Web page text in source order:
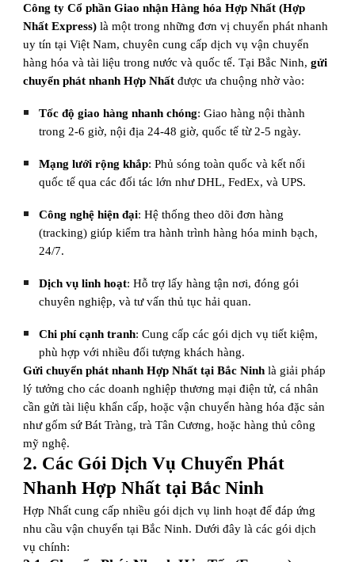
Công ty Cổ phần Giao nhận Hàng hóa Hợp Nhất (Hợp
Nhất Express) là một trong những đơn vị chuyển phát nhanh
uy tín tại Việt Nam, chuyên cung cấp dịch vụ vận chuyển
hàng hóa và tài liệu trong nước và quốc tế. Tại Bắc Ninh,gửi
chuyển phát nhanh Hợp Nhất được ưa chuộng nhờ vào:
Tốc độ giao hàng nhanh chóng: Giao hàng nội thành
trong 2-6 giờ, nội địa 24-48 giờ, quốc tế từ 2-5 ngày.
Mạng lưới rộng khắp: Phủ sóng toàn quốc và kết nối
quốc tế qua các đối tác lớn như DHL, FedEx, và UPS.
Công nghệ hiện đại: Hệ thống theo dõi đơn hàng
(tracking) giúp kiểm tra hành trình hàng hóa minh bạch,
24/7.
Dịch vụ linh hoạt: Hỗ trợ lấy hàng tận nơi, đóng gói
chuyên nghiệp, và tư vấn thủ tục hải quan.
Chi phí cạnh tranh: Cung cấp các gói dịch vụ tiết kiệm,
phù hợp với nhiều đối tượng khách hàng.
Gửi chuyển phát nhanh Hợp Nhất tại Bắc Ninh là giải pháp
lý tưởng cho các doanh nghiệp thương mại điện tử, cá nhân
cần gửi tài liệu khẩn cấp, hoặc vận chuyển hàng hóa đặc sản
như gốm sứ Bát Tràng, trà Tân Cương, hoặc hàng thủ công
mỹ nghệ.
2. Các Gói Dịch Vụ Chuyển Phát
Nhanh Hợp Nhất tại Bắc Ninh
Hợp Nhất cung cấp nhiều gói dịch vụ linh hoạt để đáp ứng
nhu cầu vận chuyển tại Bắc Ninh. Dưới đây là các gói dịch
vụ chính: